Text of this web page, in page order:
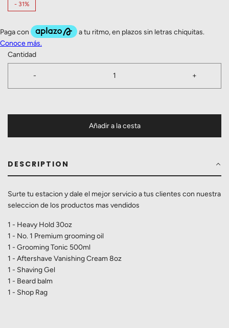
- 31%
Cantidad
- +
Añadir a la cesta
DESCRIPTION
Surte tu estacion y dale el mejor servicio a tus clientes con nuestra
seleccion de los productos mas vendidos
1 - Heavy Hold 30oz
1 - No. 1 Premium grooming oil
1 - Grooming Tonic 500ml
1 - Aftershave Vanishing Cream 8oz
1 - Shaving Gel
1 - Beard balm
1 - Shop Rag